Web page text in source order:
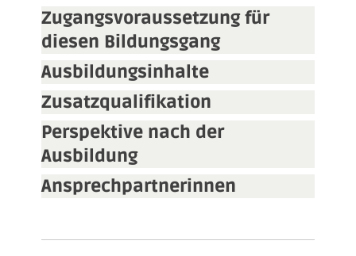
Zugangsvoraussetzung für
diesen Bildungsgang
Ausbildungsinhalte
Zusatzqualifikation
Perspektive nach der
Ausbildung
Ansprechpartnerinnen